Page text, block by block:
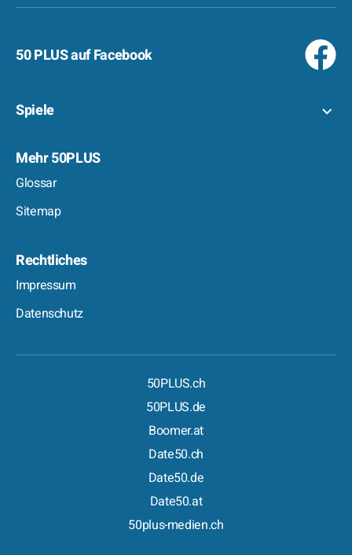
50 PLUS auf Facebook
Spiele
Mehr 50PLUS
Glossar
Sitemap
Rechtliches
Impressum
Datenschutz
50PLUS.ch
50PLUS.de
Boomer.at
Date50.ch
Date50.de
Date50.at
50plus-medien.ch